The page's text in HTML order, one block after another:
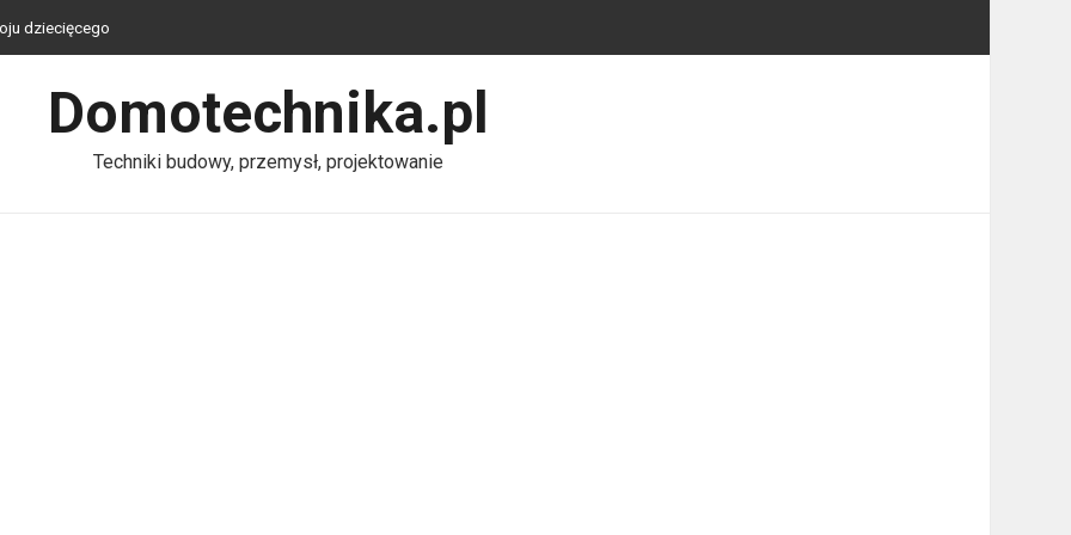
dziecięcego
— wygoda, bezpieczeństwo i oszczędność energii
tanio, praktycznie i stylowo?
Praktyczny przewodnik
Domotechnika.pl
Techniki budowy, przemysł, projektowanie